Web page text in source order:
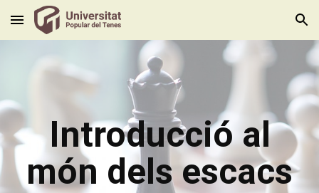
Skip to main content Skip to navigation
Introducció al
món dels escacs